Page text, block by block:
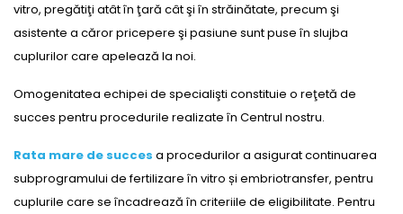
vitro, pregătiţi atât în ţară cât şi în străinătate, precum şi
asistente a căror pricepere şi pasiune sunt puse în slujba
cuplurilor care apelează la noi.
Omogenitatea echipei de specialişti constituie o reţetă de
succes pentru procedurile realizate în Centrul nostru.
Rata mare de succes a procedurilor a asigurat continuarea
subprogramului de fertilizare în vitro și embriotransfer, pentru
cuplurile care se încadrează în criteriile de eligibilitate. Pentru